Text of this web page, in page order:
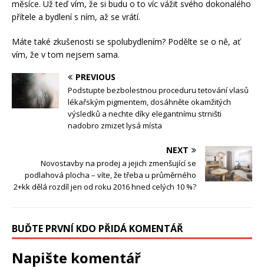
měsíce. Už teď vím, že si budu o to víc vážit svého dokonalého
přítele a bydlení s ním, až se vrátí.
Máte také zkušenosti se spolubydlením? Podělte se o ně, ať
vím, že v tom nejsem sama.
PREVIOUS
Podstupte bezbolestnou proceduru tetování vlasů
lékařským pigmentem, dosáhněte okamžitých
výsledků a nechte díky elegantnímu strništi
nadobro zmizet lysá místa
NEXT
Novostavby na prodej a jejich zmenšující se
podlahová plocha – víte, že třeba u průměrného
2+kk dělá rozdíl jen od roku 2016 hned celých 10 %?
BUĎTE PRVNÍ KDO PŘIDÁ KOMENTÁŘ
Napište komentář